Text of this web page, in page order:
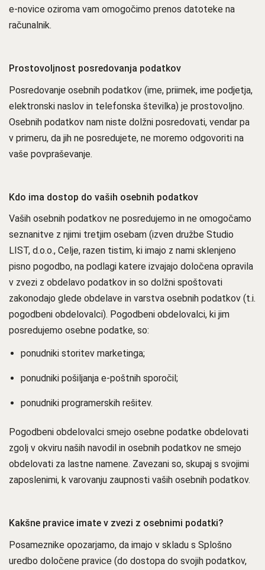
e-novice oziroma vam omogočimo prenos datoteke na
računalnik.
Prostovoljnost posredovanja podatkov
Posredovanje osebnih podatkov (ime, priimek, ime podjetja,
elektronski naslov in telefonska številka) je prostovoljno.
Osebnih podatkov nam niste dolžni posredovati, vendar pa
v primeru, da jih ne posredujete, ne moremo odgovoriti na
vaše povpraševanje.
Kdo ima dostop do vaših osebnih podatkov
Vaših osebnih podatkov ne posredujemo in ne omogočamo
seznanitve z njimi tretjim osebam (izven družbe Studio
LIST, d.o.o., Celje, razen tistim, ki imajo z nami sklenjeno
pisno pogodbo, na podlagi katere izvajajo določena opravila
v zvezi z obdelavo podatkov in so dolžni spoštovati
zakonodajo glede obdelave in varstva osebnih podatkov (t.i.
pogodbeni obdelovalci). Pogodbeni obdelovalci, ki jim
posredujemo osebne podatke, so:
ponudniki storitev marketinga;
ponudniki pošiljanja e-poštnih sporočil;
ponudniki programerskih rešitev.
Pogodbeni obdelovalci smejo osebne podatke obdelovati
zgolj v okviru naših navodil in osebnih podatkov ne smejo
obdelovati za lastne namene. Zavezani so, skupaj s svojimi
zaposlenimi, k varovanju zaupnosti vaših osebnih podatkov.
Kakšne pravice imate v zvezi z osebnimi podatki?
Posameznike opozarjamo, da imajo v skladu s Splošno
uredbo določene pravice (do dostopa do svojih podatkov,